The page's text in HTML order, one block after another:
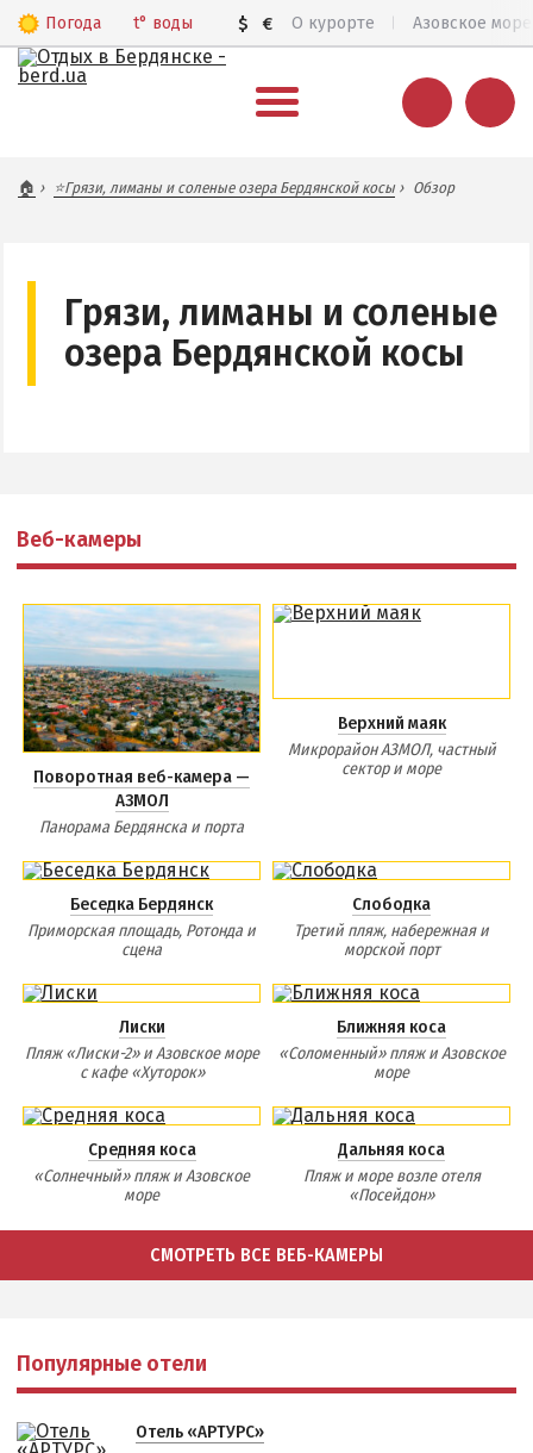
Погода t° воды $ € О курорте Азовское море
Цены 2026
Пляжи
Веб-камеры
Городская часть
Бердянская коса
БЕРДЯНСКАЯ КОСА
Ближняя коса
Средняя коса
Дальняя коса
АЗМОЛ
АКЗ
ВЕРХОВАЯ
КОЛОНИЯ
КУРОРТ
МАКОРТЫ
ПЕСКИ
СЛОБОДКА
ЧАСТНЫЙ СЕКТОР
АЗОВСКОЕ (ЛУНАЧАРСКОЕ)
Санатории
🏠 ⭐Грязи, лиманы и соленые озера Бердянской косы Обзор
Грязи, лиманы и соленые
озера Бердянской косы
Веб-камеры
Поворотная веб-камера —
АЗМОЛ
Панорама Бердянска и порта
Верхний маяк
Микрорайон АЗМОЛ, частный
сектор и море
Беседка Бердянск
Приморская площадь, Ротонда и
сцена
Слободка
Третий пляж, набережная и
морской порт
Лиски
Пляж «Лиски-2» и Азовское море
с кафе «Хуторок»
Ближняя коса
«Соломенный» пляж и Азовское
море
Средняя коса
«Солнечный» пляж и Азовское
море
Дальняя коса
Пляж и море возле отеля
«Посейдон»
СМОТРЕТЬ ВСЕ ВЕБ-КАМЕРЫ
Популярные отели
Отель «АРТУРС»